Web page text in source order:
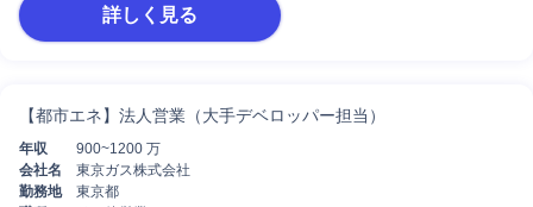
詳しく見る
【都市エネ】法人営業（大手デベロッパー担当）
年収
900~1200 万
会社名
東京ガス株式会社
勤務地
東京都